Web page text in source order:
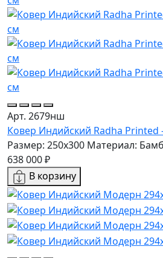
Арт. 2679нш
Ковер Индийский Radha Printed
Размер: 250x300 Материал:
638 000 ₽
В корзину